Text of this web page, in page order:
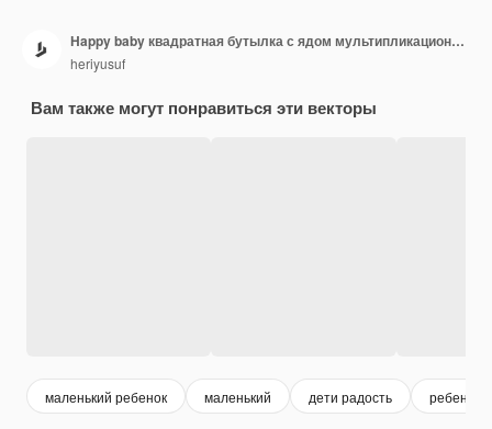
Happy baby квадратная бутылка с ядом мультипликационный персонаж милый дизайн
heriyusuf
Вам также могут понравиться эти векторы
маленький ребенок маленький дети радость ребенок